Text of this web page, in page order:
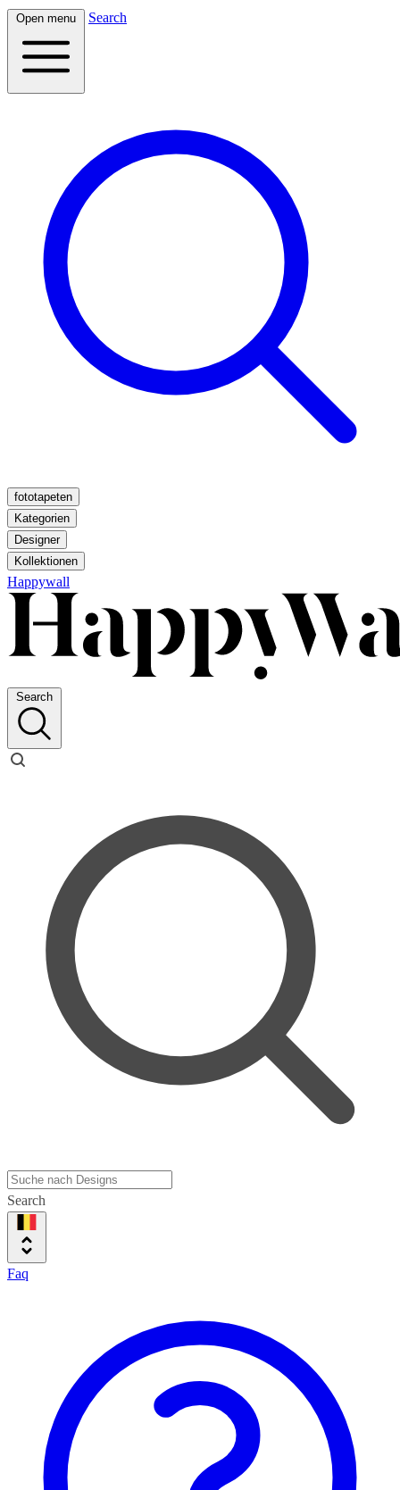
Open menu Search
fototapeten
Kategorien
Designer
Kollektionen
Happywall
Search
Search
Faq